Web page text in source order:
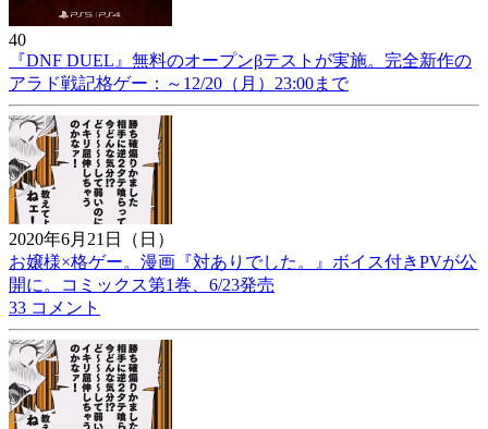
40
『DNF DUEL』無料のオープンβテストが実施。完全新作の
アラド戦記格ゲー：～12/20（月）23:00まで
2020年6月21日（日）
お嬢様×格ゲー。漫画『対ありでした。』ボイス付きPVが公
開に。コミックス第1巻、6/23発売
33 コメント